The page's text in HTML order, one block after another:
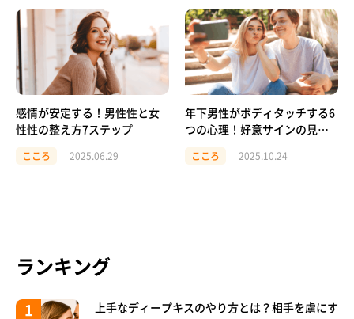
感情が安定する！男性性と女
性性の整え方7ステップ
こころ 2025.06.29
年下男性がボディタッチする6
つの心理！好意サインの見極
こころ 2025.10.24
ランキング
上手なディープキスのやり方とは？相手を虜にす